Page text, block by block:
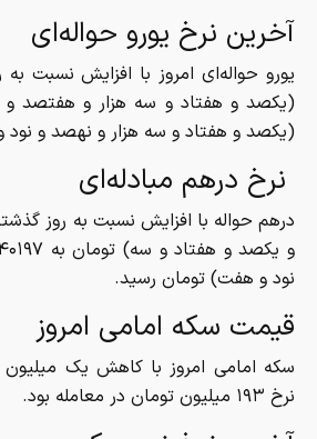
آخرین نرخ یورو حواله‌ای
(یکصد و هفتاد و سه هزار و نهصد و
نرخ درهم مبادله‌ای
نود و هفت) تومان رسید.
قیمت سکه امامی امروز
نرخ ۱۹۳ میلیون تومان در معامله بود.